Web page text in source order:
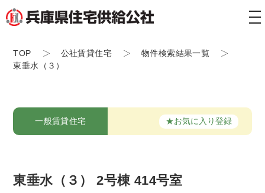
TOP 公社賃貸住宅
物件検索結果一覧
東垂水（３）
一般賃貸住宅 ★お気に入り登録
東垂水（３） 2号棟 414号室